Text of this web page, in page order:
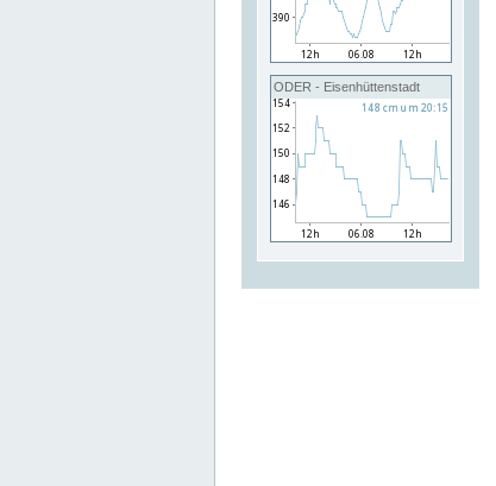
ODER - Eisenhüttenstadt